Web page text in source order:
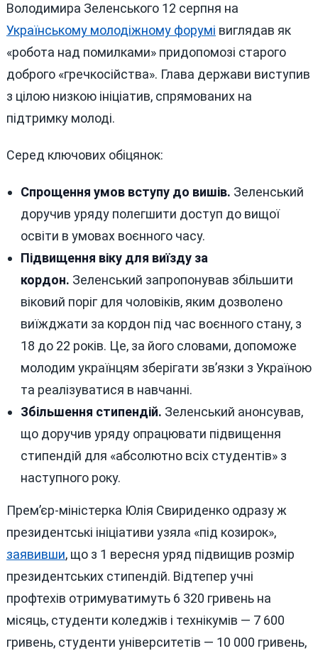
Володимира Зеленського 12 серпня на
Українському молодіжному форумі виглядав як
«робота над помилками» придопомозі старого
доброго «гречкосійства». Глава держави виступив
з цілою низкою ініціатив, спрямованих на
підтримку молоді.
Серед ключових обіцянок:
Спрощення умов вступу до вишів. Зеленський
доручив уряду полегшити доступ до вищої
освіти в умовах воєнного часу.
Підвищення віку для виїзду за
кордон. Зеленський запропонував збільшити
віковий поріг для чоловіків, яким дозволено
виїжджати за кордон під час воєнного стану, з
18 до 22 років. Це, за його словами, допоможе
молодим українцям зберігати зв’язки з Україною
та реалізуватися в навчанні.
Збільшення стипендій. Зеленський анонсував,
що доручив уряду опрацювати підвищення
стипендій для «абсолютно всіх студентів» з
наступного року.
Прем’єр-міністерка Юлія Свириденко одразу ж
президентські ініціативи узяла «під козирок»,
заявивши, що з 1 вересня уряд підвищив розмір
президентських стипендій. Відтепер учні
профтехів отримуватимуть 6 320 гривень на
місяць, студенти коледжів і технікумів — 7 600
гривень, студенти університетів — 10 000 гривень,